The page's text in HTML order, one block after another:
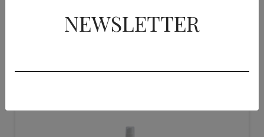
NEWSLETTER